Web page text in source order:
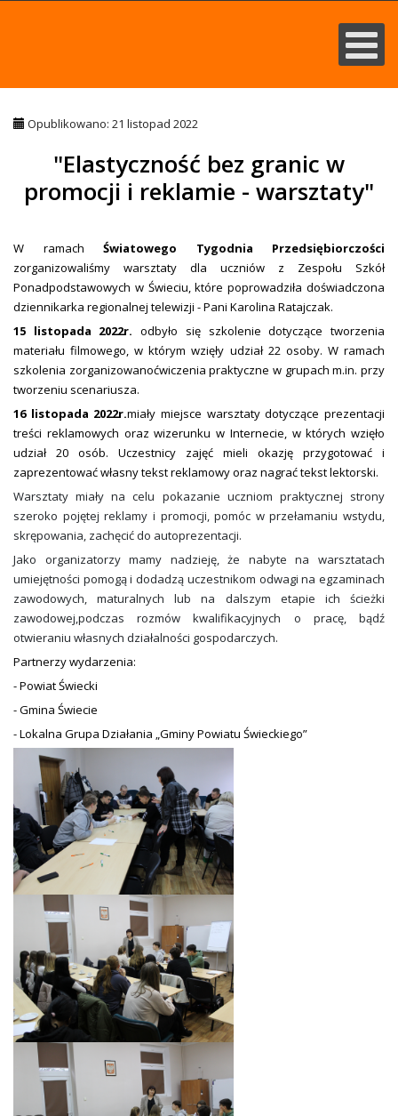
Opublikowano: 21 listopad 2022
"Elastyczność bez granic w
promocji i reklamie - warsztaty"
W ramach Światowego Tygodnia Przedsiębiorczości
zorganizowaliśmy warsztaty dla uczniów z Zespołu Szkół
Ponadpodstawowych w Świeciu, które poprowadziła doświadczona
dziennikarka regionalnej telewizji - Pani Karolina Ratajczak.
15 listopada 2022r.odbyło się szkolenie dotyczące tworzenia
materiału filmowego, w którym wzięły udział 22 osoby. W ramach
szkolenia zorganizowanoćwiczenia praktyczne w grupach m.in. przy
tworzeniu scenariusza.
16 listopada 2022r.miały miejsce warsztaty dotyczące prezentacji
treści reklamowych oraz wizerunku w Internecie, w których wzięło
udział 20 osób. Uczestnicy zajęć mieli okazję przygotować i
zaprezentować własny tekst reklamowy oraz nagrać tekst lektorski.
Warsztaty miały na celu pokazanie uczniom praktycznej strony
szeroko pojętej reklamy i promocji, pomóc w przełamaniu wstydu,
skrępowania, zachęcić do autoprezentacji.
Jako organizatorzy mamy nadzieję, że nabyte na warsztatach
umiejętności pomogą i dodadzą uczestnikom odwagi na egzaminach
zawodowych, maturalnych lub na dalszym etapie ich ścieżki
zawodowej,podczas rozmów kwalifikacyjnych o pracę, bądź
otwieraniu własnych działalności gospodarczych.
Partnerzy wydarzenia:
- Powiat Świecki
- Gmina Świecie
- Lokalna Grupa Działania „Gminy Powiatu Świeckiego”